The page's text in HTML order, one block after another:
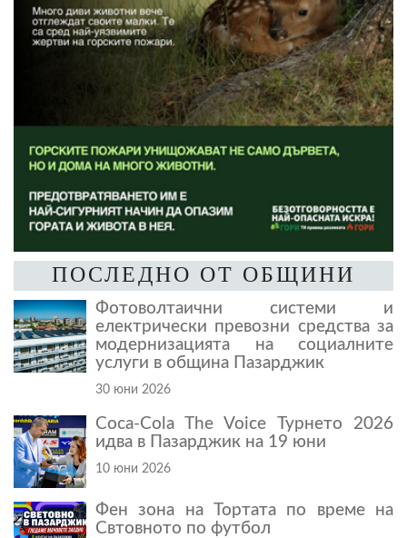
ПОСЛЕДНО ОТ ОБЩИНИ
Фотоволтаични системи и
електрически превозни средства за
модернизацията на социалните
услуги в община Пазарджик
30 юни 2026
Coca-Cola The Voice Турнето 2026
идва в Пазарджик на 19 юни
10 юни 2026
Фен зона на Тортата по време на
Свтовното по футбол